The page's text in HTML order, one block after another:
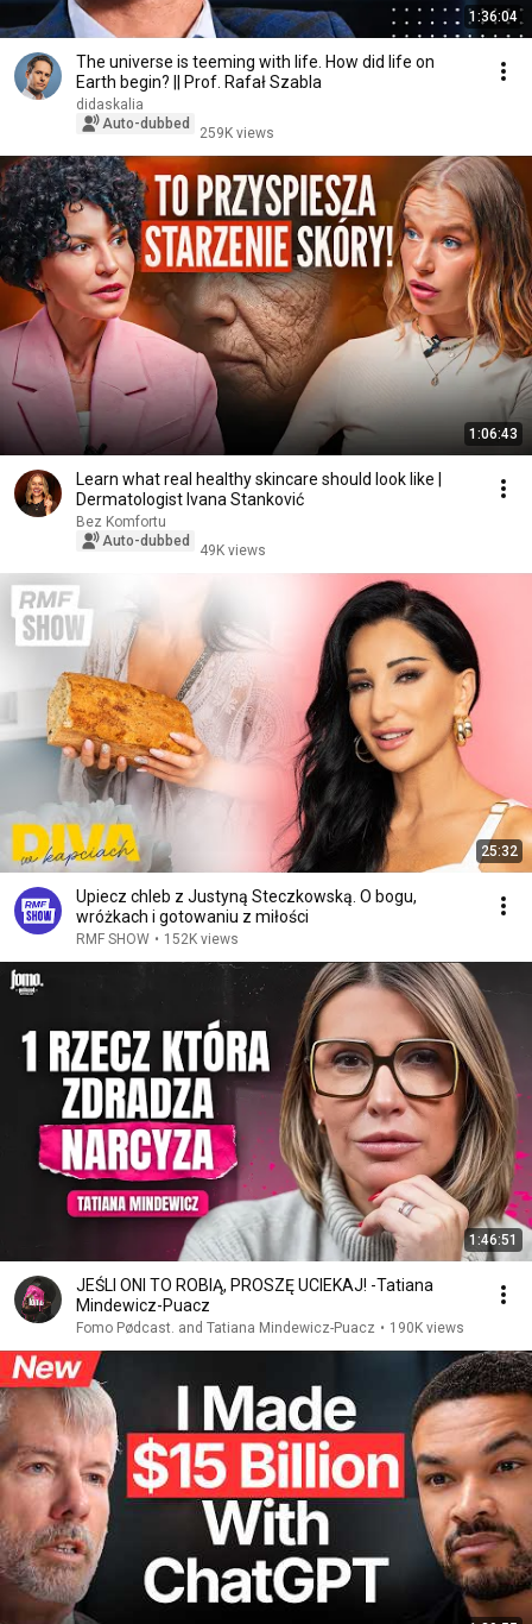
1:36:04
The universe is teeming with life. How did life on
Earth begin? || Prof. Rafał Szabla
didaskalia
Auto-dubbed
259K views
1:06:43
Learn what real healthy skincare should look like |
Dermatologist Ivana Stanković
Bez Komfortu
Auto-dubbed
49K views
25:32
Upiecz chleb z Justyną Steczkowską. O bogu,
wróżkach i gotowaniu z miłości
RMF SHOW • 152K views
1:46:51
JEŚLI ONI TO ROBIĄ, PROSZĘ UCIEKAJ! -Tatiana
Mindewicz-Puacz
Fomo Pødcast. and Tatiana Mindewicz-Puacz • 190K views